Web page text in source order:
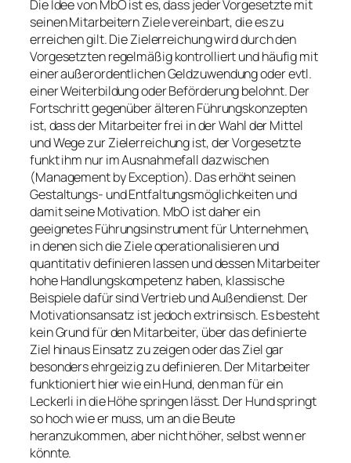
Die Idee von MbO ist es, dass jeder Vorgesetzte mit
seinen Mitarbeitern Ziele vereinbart, die es zu
erreichen gilt. Die Zielerreichung wird durch den
Vorgesetzten regelmäßig kontrolliert und häufig mit
einer außerordentlichen Geldzuwendung oder evtl.
einer Weiterbildung oder Beförderung belohnt. Der
Fortschritt gegenüber älteren Führungskonzepten
ist, dass der Mitarbeiter frei in der Wahl der Mittel
und Wege zur Zielerreichung ist, der Vorgesetzte
funkt ihm nur im Ausnahmefall dazwischen
(Management by Exception). Das erhöht seinen
Gestaltungs- und Entfaltungsmöglichkeiten und
damit seine Motivation. MbO ist daher ein
geeignetes Führungsinstrument für Unternehmen,
in denen sich die Ziele operationalisieren und
quantitativ definieren lassen und dessen Mitarbeiter
hohe Handlungskompetenz haben, klassische
Beispiele dafür sind Vertrieb und Außendienst. Der
Motivationsansatz ist jedoch extrinsisch. Es besteht
kein Grund für den Mitarbeiter, über das definierte
Ziel hinaus Einsatz zu zeigen oder das Ziel gar
besonders ehrgeizig zu definieren. Der Mitarbeiter
funktioniert hier wie ein Hund, den man für ein
Leckerli in die Höhe springen lässt. Der Hund springt
so hoch wie er muss, um an die Beute
heranzukommen, aber nicht höher, selbst wenn er
könnte.